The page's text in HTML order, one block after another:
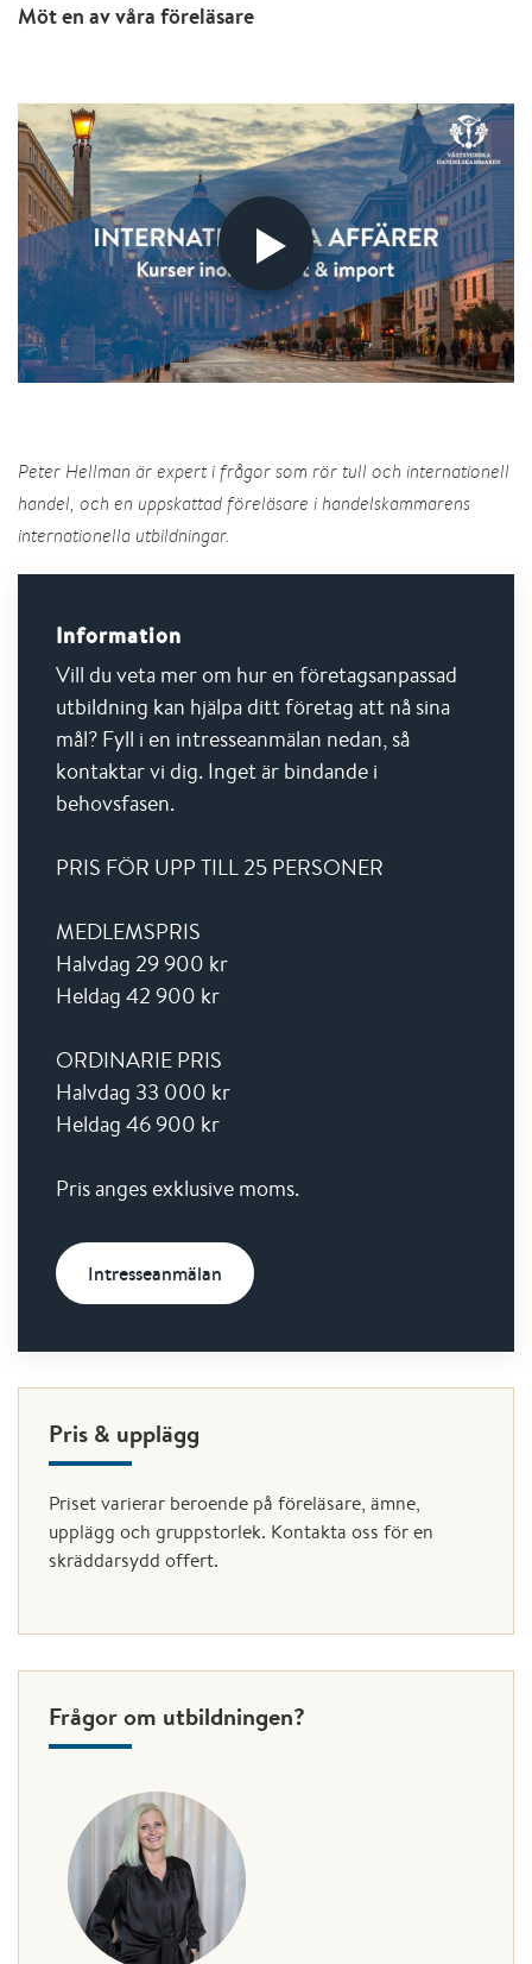
Information
Vill du veta mer om hur en företagsanpassad
utbildning kan hjälpa ditt företag att nå sina
mål? Fyll i en intresseanmälan nedan, så
kontaktar vi dig. Inget är bindande i
behovsfasen.
PRIS FÖR UPP TILL 25 PERSONER
MEDLEMSPRIS
Halvdag 29 900 kr
Heldag 42 900 kr
ORDINARIE PRIS
Halvdag 33 000 kr
Heldag 46 900 kr
Pris anges exklusive moms.
Intresseanmälan
Pris & upplägg
Priset varierar beroende på föreläsare, ämne,
upplägg och gruppstorlek. Kontakta oss för en
skräddarsydd offert.
Frågor om utbildningen?
Möt en av våra föreläsare
Peter Hellman är expert i frågor som rör tull och internationell
handel, och en uppskattad föreläsare i handelskammarens
internationella utbildningar.